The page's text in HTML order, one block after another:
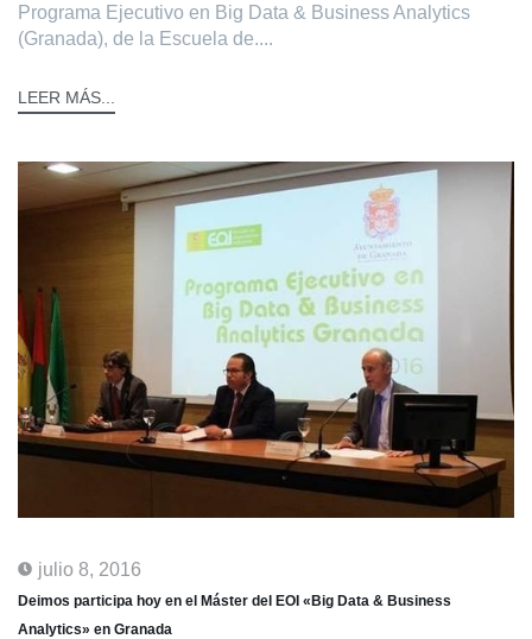
Programa Ejecutivo en Big Data & Business Analytics
(Granada), de la Escuela de....
LEER MÁS...
julio 8, 2016
Deimos participa hoy en el Máster del EOI «Big Data & Business
Analytics» en Granada